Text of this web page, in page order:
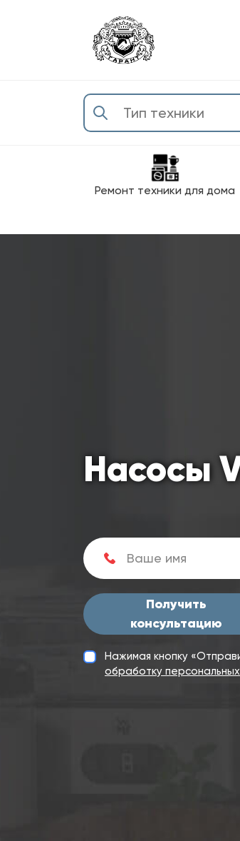
Ремонт техники для дома
Насосы
Получить
консультацию
Нажимая кнопку
обработку